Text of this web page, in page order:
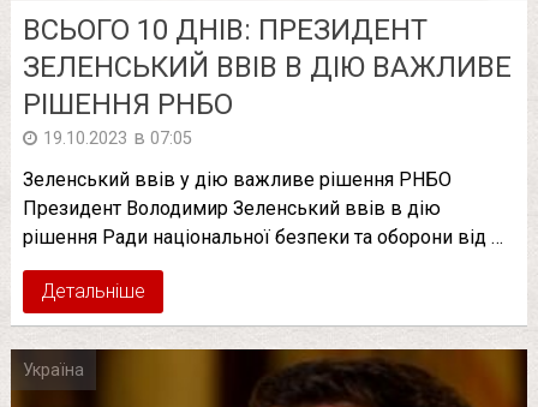
ВСЬОГО 10 ДНІВ: ПРЕЗИДЕНТ
ЗЕЛЕНСЬКИЙ ВВІВ В ДІЮ ВАЖЛИВЕ
РІШЕННЯ РНБО
19.10.2023 в 07:05
Зеленський ввів у дію важливе рішення РНБО
Президент Володимир Зеленський ввів в дію
рішення Ради національної безпеки та оборони від …
Детальніше
Україна